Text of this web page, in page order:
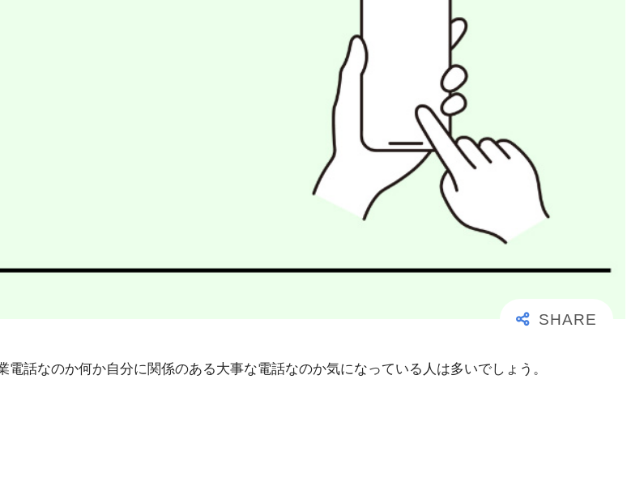
話なのか何か自分に関係のある大事な電話なのか気になっている人は多いでしょう。